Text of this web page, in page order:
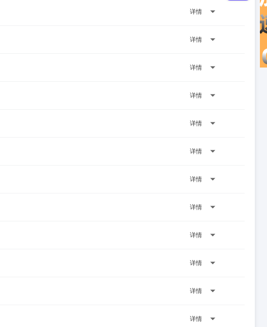
详情
详情
详情
详情
详情
详情
详情
详情
详情
详情
详情
详情